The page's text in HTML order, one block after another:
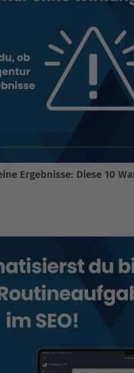
Ergebnisse: Diese 10